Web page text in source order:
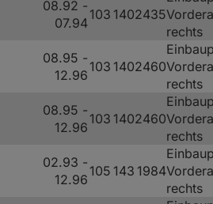
08.92 -
07.94
103 1402435
rechts
08.95 -
12.96
103 1402460
rechts
08.95 -
12.96
103 1402460
rechts
02.93 -
12.96
105 143 1984
rechts